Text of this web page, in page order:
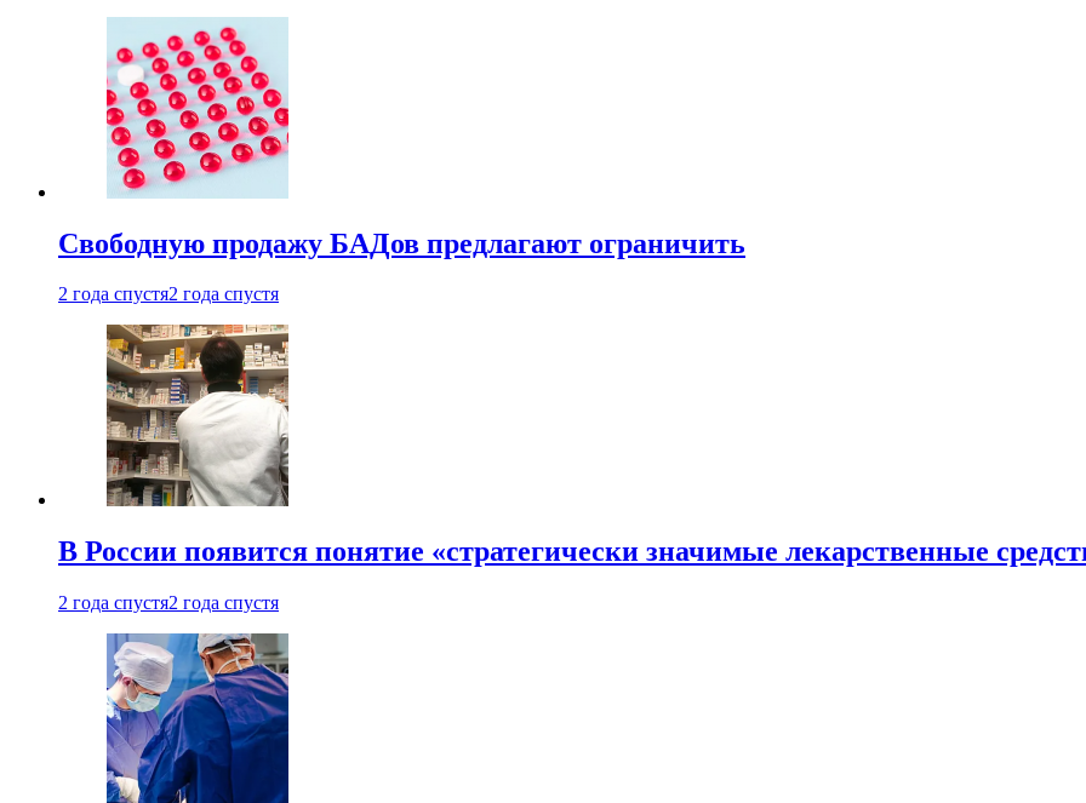
Свободную продажу БАДов предлагают ограничить
2 года спустя2 года спустя
В России появится понятие «стратегически значимые лекарственные
2 года спустя2 года спустя